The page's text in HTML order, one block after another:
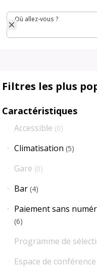
Où allez-vous ?
Où allez-vous ?
Filtres les plus
Caractéristiques
Accessible (0)
Climatisation (5)
Gare (0)
Bar (4)
Paiement sans
(6)
Programme de
Espace de conférence